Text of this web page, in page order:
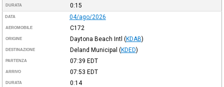
DURATA 0:15
DATA 04/ago/2026
AEROMOBILE C172
ORIGINE Daytona Beach Intl (KDAB)
DESTINAZIONE Deland Municipal (KDED)
PARTENZA 07:39 EDT
ARRIVO 07:53 EDT
DURATA 0:14